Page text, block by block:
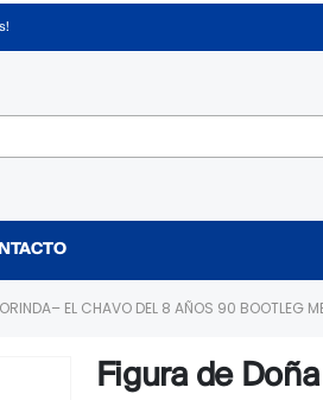
EL CHAVO DEL 8 AÑOS 90 BOOTLEG
Figura de